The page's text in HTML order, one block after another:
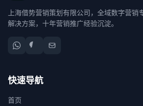
上海借势营销策划有限公司，全域数字营销
解决方案，十年营销推广经验沉淀。
快速导航
首页